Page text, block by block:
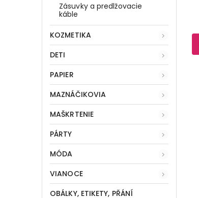
Zásuvky a predlžovacie
káble
KOZMETIKA
DETI
PAPIER
MAZNÁČIKOVIA
MAŠKRTENIE
PÁRTY
MÓDA
VIANOCE
OBÁLKY, ETIKETY, PŘÁNÍ